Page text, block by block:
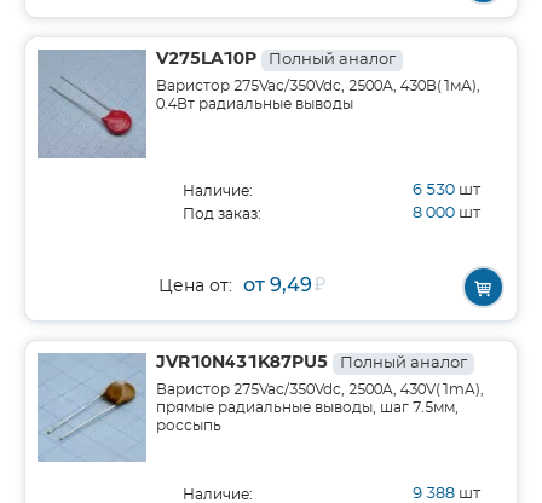
V275LA10P Полный аналог
Варистор 275Vac/350Vdc, 2500А, 430В(1мА),
0.4Вт радиальные выводы
Наличие: 6 530 шт
Под заказ: 8 000 шт
Цена от: от 9,49₽
JVR10N431K87PU5 Полный аналог
Варистор 275Vac/350Vdc, 2500A, 430V(1mA),
прямые радиальные выводы, шаг 7.5мм,
россыпь
Наличие: 9 388 шт